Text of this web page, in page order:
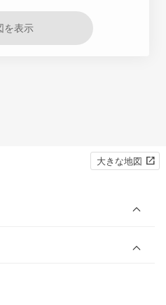
を表示
大きな地図